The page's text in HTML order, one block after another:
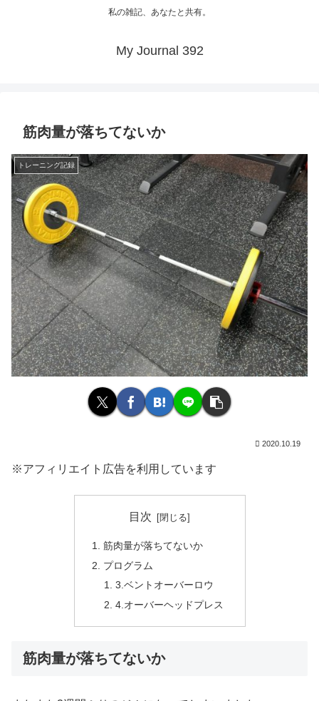
私の雑記、あなたと共有。
My Journal 392
筋肉量が落ちてないか
トレーニング記録
2020.10.19
※アフィリエイト広告を利用しています
目次
筋肉量が落ちてないか
プログラム
3.ベントオーバーロウ
4.オーバーヘッドプレス
筋肉量が落ちてないか